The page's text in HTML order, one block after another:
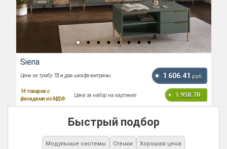
Siena
Цена за тумбу ТВ и два шкафа-витрины 1 606.41 руб.
14товаров с
фасадами из МДФ
Цена за набор на картинке 1 958.70
Быстрый подбор
Модульные системы Стенки Хорошая цена